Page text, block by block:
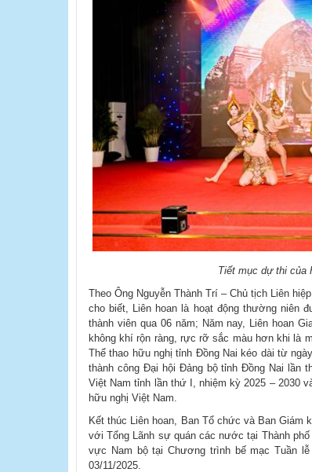
Tiết mục dự thi của
Theo Ông Nguyễn Thành Trí – Chủ tịch Liên
cho biết, Liên hoan là hoạt động thường niên
thành viên qua 06 năm; Năm nay, Liên hoan
không khí rộn ràng, rực rỡ sắc màu hơn khi là
Thể thao hữu nghị tỉnh Đồng Nai kéo dài từ
thành công Đại hội Đảng bộ tỉnh Đồng Nai lần
Việt Nam tỉnh lần thứ I, nhiệm kỳ 2025 – 2030
hữu nghị Việt Nam.
Kết thúc Liên hoan, Ban Tổ chức và Ban Giám
với Tổng Lãnh sự quán các nước tại Thành
vực Nam bộ tại Chương trình bế mạc Tuần
03/11/2025.